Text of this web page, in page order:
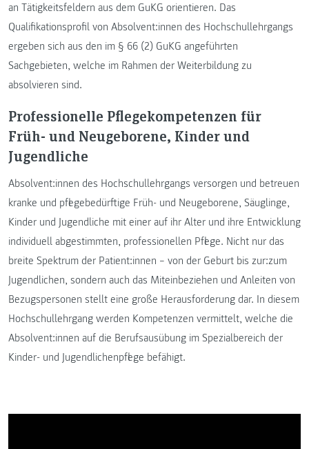
an Tätigkeitsfeldern aus dem GuKG orientieren. Das
Qualifikationsprofil von Absolvent:innen des Hochschullehrgangs
ergeben sich aus den im § 66 (2) GuKG angeführten
Sachgebieten, welche im Rahmen der Weiterbildung zu
absolvieren sind.
Professionelle Pflegekompetenzen für
Früh- und Neugeborene, Kinder und
Jugendliche
Absolvent:innen des Hochschullehrgangs versorgen und betreuen
kranke und pflegebedürftige Früh- und Neugeborene, Säuglinge,
Kinder und Jugendliche mit einer auf ihr Alter und ihre Entwicklung
individuell abgestimmten, professionellen Pflege. Nicht nur das
breite Spektrum der Patient:innen – von der Geburt bis zur:zum
Jugendlichen, sondern auch das Miteinbeziehen und Anleiten von
Bezugspersonen stellt eine große Herausforderung dar. In diesem
Hochschullehrgang werden Kompetenzen vermittelt, welche die
Absolvent:innen auf die Berufsausübung im Spezialbereich der
Kinder- und Jugendlichenpflege befähigt.